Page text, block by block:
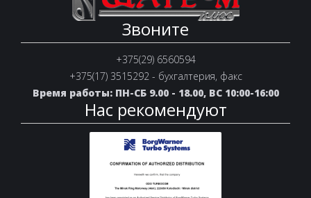
Звоните
+375(29) 6560594
+375(17) 3515292 - бухгалтерия, факс
Время работы: ПН-СБ 9.00 - 18.00, ВС 10:00-16:00
Нас рекомендуют